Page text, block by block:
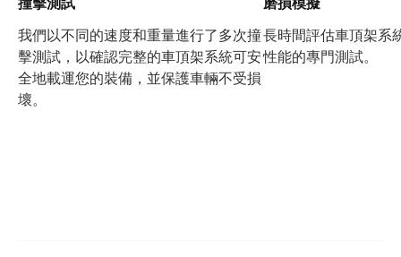
我們以不同的速度和重量進行了多次撞
擊測試，以確認完整的車頂架系統可安
全地載運您的裝備，並保護車輛不受損
壞。
長時間評估車頂架系
性能的專門測試。